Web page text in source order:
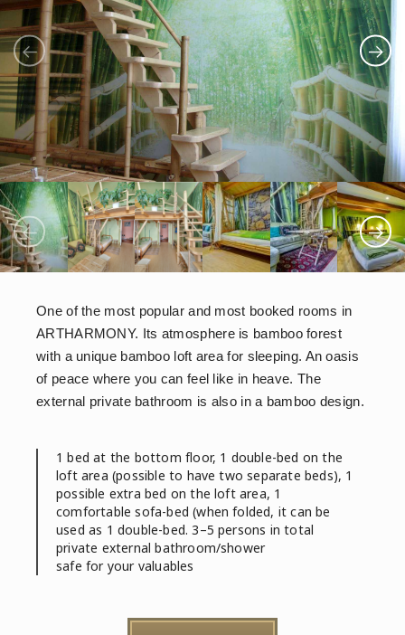
One of the most popular and most booked rooms in
ARTHARMONY. Its atmosphere is bamboo forest
with a unique bamboo loft area for sleeping. An oasis
of peace where you can feel like in heave. The
external private bathroom is also in a bamboo design.
1 bed at the bottom floor, 1 double-bed on the
loft area (possible to have two separate beds), 1
possible extra bed on the loft area, 1
comfortable sofa-bed (when folded, it can be
used as 1 double-bed. 3–5 persons in total
private external bathroom/shower
safe for your valuables